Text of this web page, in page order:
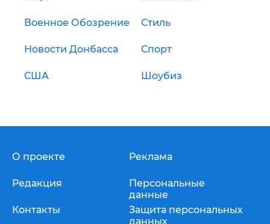
Военное Обозрение Стиль
Новости Донбасса Спорт
США Шоубиз
О проекте
Редакция
Контакты
Реклама
Персональные
данные
Защита персональных
данных